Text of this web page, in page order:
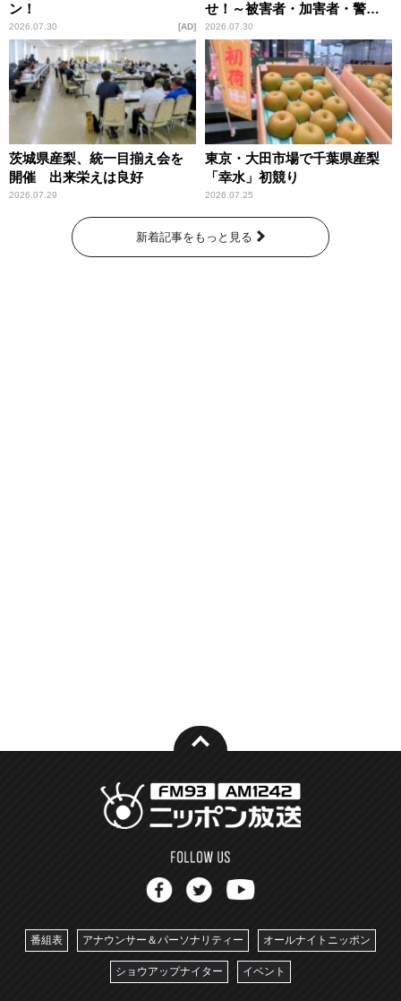
ン！
2026.07.30 AD
せ！～被害者・加害者・警視
庁が語るトクリュウの実態
～」放送
2026.07.30
茨城県産梨、統一目揃え会を
開催 出来栄えは良好
2026.07.29
東京・大田市場で千葉県産梨
「幸水」初競り
2026.07.25
新着記事をもっと見る
番組表 アナウンサー＆パーソナリティー オールナイトニッポン
ショウアップナイター イベント